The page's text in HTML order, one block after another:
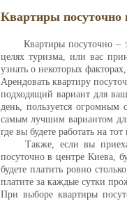
Квартиры посуточно
Квартиры посуточно –
целях туризма, или вас
узнать о некоторых
Арендовать квартиру
подходящий вариант для
день, пользуется
самым лучшим вариантом
где вы будете работать на
Также, если вы
посуточно в центре Киева,
будете платить ровно
платите за каждые сутки
При выборе квартиры